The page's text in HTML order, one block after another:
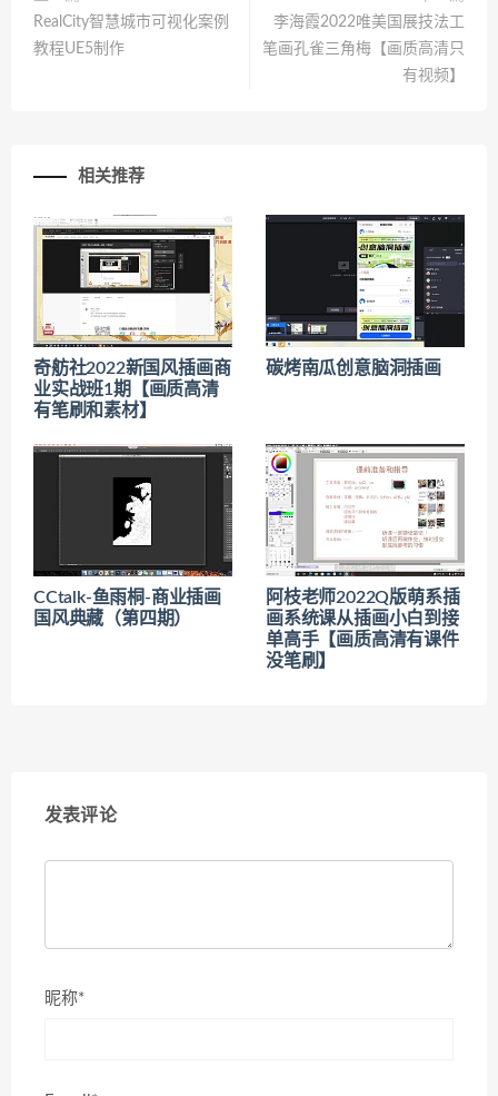
RealCity智慧城市可视化案例
教程UE5制作
李海霞2022唯美国展技法工
笔画孔雀三角梅【画质高清只
有视频】
相关推荐
奇舫社2022新国风插画商
业实战班1期【画质高清
有笔刷和素材】
碳烤南瓜创意脑洞插画
CCtalk-鱼雨桐-商业插画
国风典藏（第四期）
阿枝老师2022Q版萌系插
画系统课从插画小白到接
单高手【画质高清有课件
没笔刷】
发表评论
昵称*